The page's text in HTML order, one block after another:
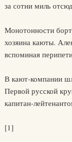
за сотни миль
Монотонности
хозяина каюты.
вспоминая
В кают-компании
Первой русской
капитан-
[1]